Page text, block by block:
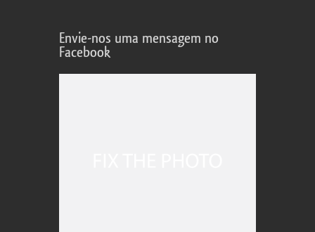
Envie-nos uma mensagem no
Facebook